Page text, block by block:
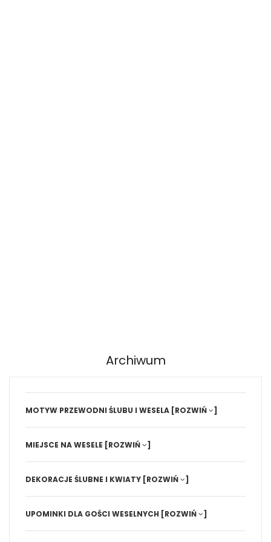
Archiwum
MOTYW PRZEWODNI ŚLUBU I WESELA [ROZWIŃ ]
MIEJSCE NA WESELE [ROZWIŃ ]
DEKORACJE ŚLUBNE I KWIATY [ROZWIŃ ]
UPOMINKI DLA GOŚCI WESELNYCH [ROZWIŃ ]